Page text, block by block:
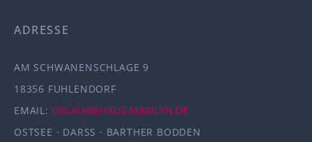
ADRESSE
AM SCHWANENSCHLAGE 9
18356 FUHLENDORF
EMAIL: URLAUB@HAUS-MARILYN.DE
OSTSEE · DARSS · BARTHER BODDEN